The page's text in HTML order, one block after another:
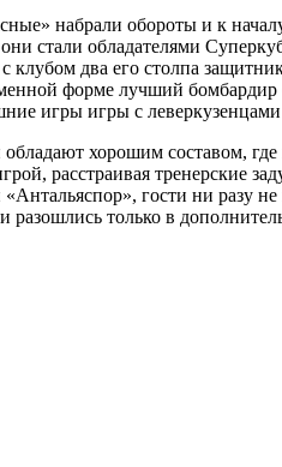
набрали обороты и к
стали обладателями
клубом два его столпа
форме лучший бомбардир
игры игры с
хорошим составом,
расстраивая тренерские
гости ни разу
разошлись только в